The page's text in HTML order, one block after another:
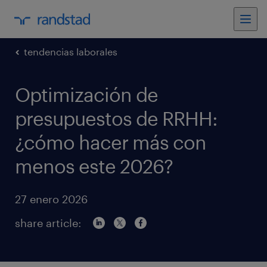
tendencias laborales
Optimización de
presupuestos de RRHH:
¿cómo hacer más con
menos este 2026?
27 enero 2026
share article: